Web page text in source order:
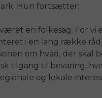
Hun fortsætter:
en folkesag. For vi
i en lang række
om hvad, der skal
tilgang til bevaring,
og lokale